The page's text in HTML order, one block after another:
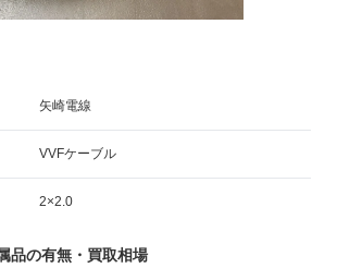
矢崎電線
VVFケーブル
2×2.0
品の有無・買取相場